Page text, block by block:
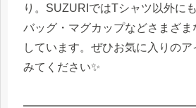
り。SUZURIではTシャツ以外に
バッグ・マグカップなどさまざま
しています。ぜひお気に入りの
みてください✨